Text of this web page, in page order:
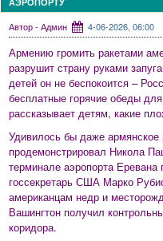
Автор - Админ 4-06-2026, 06:00
Армению громить ракетами
разрушит страну руками
детей он не беспокоится –
бесплатные горячие обеды
рассказывает детям, какие
Удивилось бы даже
продемонстрировал Никола
терминале аэропорта
госсекретарь США Марко
американцам недр и
Вашингтон получил
коридора.